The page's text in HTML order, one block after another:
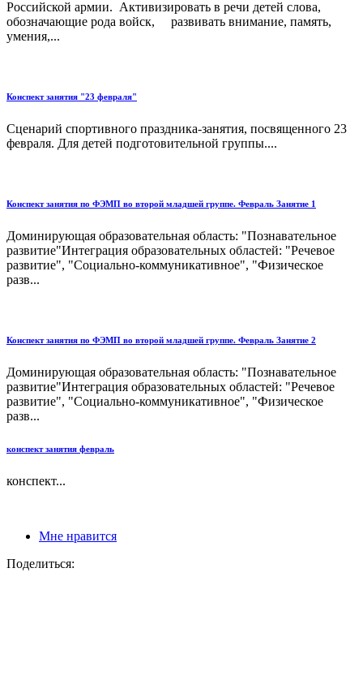
Российской армии. Активизировать в речи детей слова,
обозначающие рода войск, развивать внимание, память,
умения,...
Конспект занятия "23 февраля"
Сценарий спортивного праздника-занятия, посвященного 23
февраля. Для детей подготовительной группы....
Конспект занятия по ФЭМП во второй младшей группе. Февраль Занятие 1
Доминирующая образовательная область: "Познавательное
развитие"Интеграция образовательных областей: "Речевое
развитие", "Социально-коммуникативное", "Физическое
разв...
Конспект занятия по ФЭМП во второй младшей группе. Февраль Занятие 2
Доминирующая образовательная область: "Познавательное
развитие"Интеграция образовательных областей: "Речевое
развитие", "Социально-коммуникативное", "Физическое
разв...
конспект занятия февраль
конспект...
Мне нравится
Поделиться: